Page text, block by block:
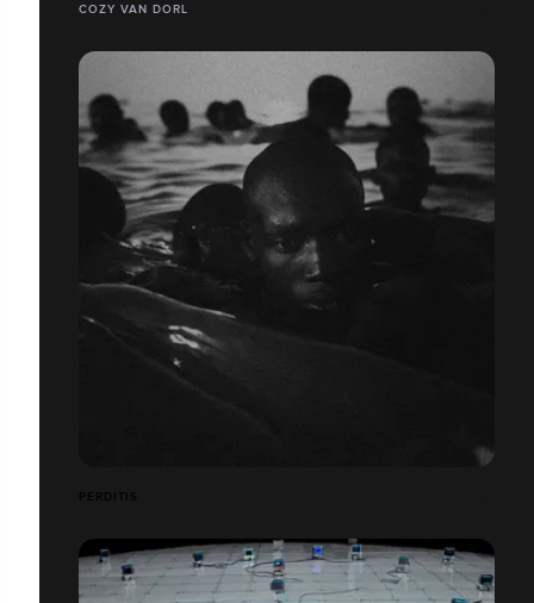
COZY VAN DORL
PERDITIS